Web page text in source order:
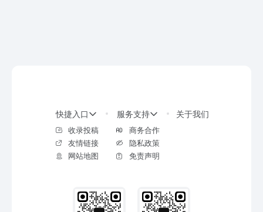
快捷入口
收录投稿
友情链接
网站地图
服务支持
商务合作
隐私政策
免责声明
关于我们